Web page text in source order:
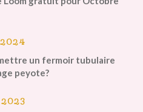
2024
un fermoir tubulaire
peyote?
2023